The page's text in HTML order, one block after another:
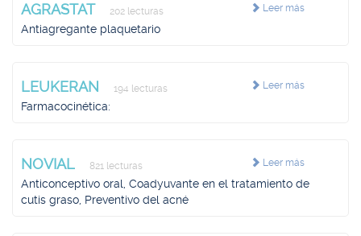
Leer más
AGRASTAT 202 lecturas
Antiagregante plaquetario
Leer más
LEUKERAN 194 lecturas
Farmacocinética:
Leer más
NOVIAL 821 lecturas
Anticonceptivo oral, Coadyuvante en el tratamiento de
cutis graso, Preventivo del acné